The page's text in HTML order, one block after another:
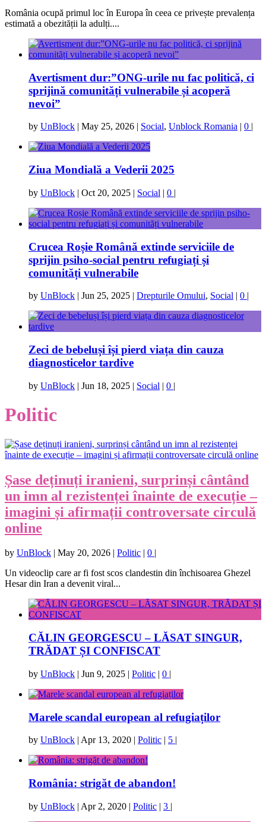
România ocupă primul loc în Europa în ceea ce privește prevalența
estimată a obezității la adulți....
Avertisment dur:”ONG-urile nu fac politică, ci
sprijină comunități vulnerabile și acoperă
nevoi”
by UnBlock May 25, 2026 Social, Unblock Romania 0
Ziua Mondială a Vederii 2025
by UnBlock | Oct 20, 2025 | Social | 0 |
Crucea Roșie Română extinde serviciile de
sprijin psiho-social pentru refugiați și
comunități vulnerabile
by UnBlock | Jun 25, 2025 | Drepturile Omului, Social | 0 |
Zeci de bebeluși își pierd viața din cauza
diagnosticelor tardive
by UnBlock | Jun 18, 2025 | Social | 0 |
Politic
Șase deținuți iranieni, surprinși cântând
un imn al rezistenței înainte de execuție –
imagini și afirmații controversate circulă
online
by UnBlock May 20, 2026 Politic 0
Un videoclip care ar fi fost scos clandestin din închisoarea Ghezel
Hesar din Iran a devenit viral...
CĂLIN GEORGESCU – LĂSAT SINGUR,
TRĂDAT ȘI CONFISCAT
by UnBlock | Jun 9, 2025 | Politic | 0 |
Marele scandal european al refugiaților
by UnBlock | Apr 13, 2020 | Politic | 5 |
România: strigăt de abandon!
by UnBlock | Apr 2, 2020 | Politic | 3 |